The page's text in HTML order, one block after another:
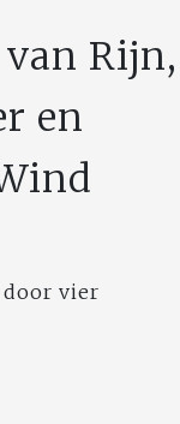
Rijn,
en
door vier